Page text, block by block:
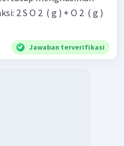
( g )
Jawaban terverifikasi